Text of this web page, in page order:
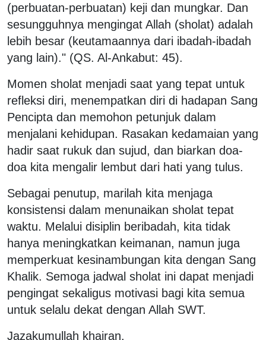
(perbuatan-perbuatan) keji dan mungkar. Dan
sesungguhnya mengingat Allah (sholat) adalah
lebih besar (keutamaannya dari ibadah-ibadah
yang lain)." (QS. Al-Ankabut: 45).
Momen sholat menjadi saat yang tepat untuk
refleksi diri, menempatkan diri di hadapan Sang
Pencipta dan memohon petunjuk dalam
menjalani kehidupan. Rasakan kedamaian yang
hadir saat rukuk dan sujud, dan biarkan doa-
doa kita mengalir lembut dari hati yang tulus.
Sebagai penutup, marilah kita menjaga
konsistensi dalam menunaikan sholat tepat
waktu. Melalui disiplin beribadah, kita tidak
hanya meningkatkan keimanan, namun juga
memperkuat kesinambungan kita dengan Sang
Khalik. Semoga jadwal sholat ini dapat menjadi
pengingat sekaligus motivasi bagi kita semua
untuk selalu dekat dengan Allah SWT.
Jazakumullah khairan.